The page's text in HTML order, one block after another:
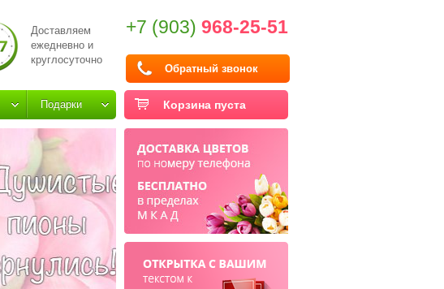
Доставляем
ежедневно и
круглосуточно
+7 (903) 968-25-51
Обратный звонок
Корзина пуста
Подарки